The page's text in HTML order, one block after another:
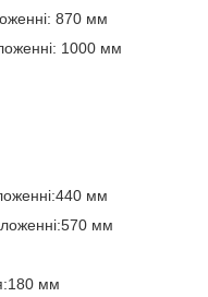
870 мм
1000 мм
мм
мм
мм